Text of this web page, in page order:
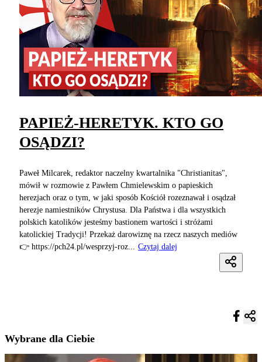
PAPIEŻ-HERETYK. KTO GO
OSĄDZI?
Paweł Milcarek, redaktor naczelny kwartalnika "Christianitas",
mówił w rozmowie z Pawłem Chmielewskim o papieskich
herezjach oraz o tym, w jaki sposób Kościół rozeznawał i osądzał
herezje namiestników Chrystusa. Dla Państwa i dla wszystkich
polskich katolików jesteśmy bastionem wartości i stróżami
katolickiej Tradycji! Przekaż darowiznę na rzecz naszych mediów
👉 https://pch24.pl/wesprzyj-roz...
Czytaj dalej
Wybrane dla Ciebie